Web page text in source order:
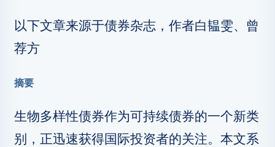
以下文章来源于债券杂志，作者白韫雯、曾
荐方
摘要
生物多样性债券作为可持续债券的一个新类
别，正迅速获得国际投资者的关注。本文系